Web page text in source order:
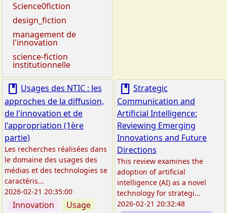
Science0fiction
design_fiction
management de
l'innovation
science-fiction
institutionnelle
book Usages des NTIC : les
approches de la diffusion,
de l'innovation et de
l'appropriation (1ère
partie)
Les recherches réalisées dans
le domaine des usages des
médias et des technologies se
caractéris...
2026-02-21 20:35:00
Innovation Usage
book Strategic
Communication and
Artificial Intelligence:
Reviewing Emerging
Innovations and Future
Directions
This review examines the
adoption of artificial
intelligence (AI) as a novel
technology for strategi...
2026-02-21 20:32:48